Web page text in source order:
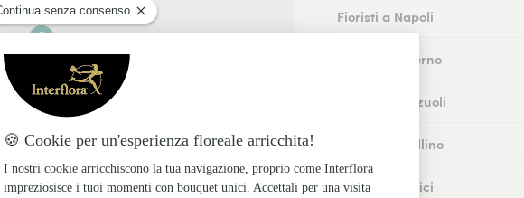
Fioristi a Napoli
Fioristi a Salerno
Fioristi a Pozzuoli
Fioristi a Avellino
Fioristi a Portici